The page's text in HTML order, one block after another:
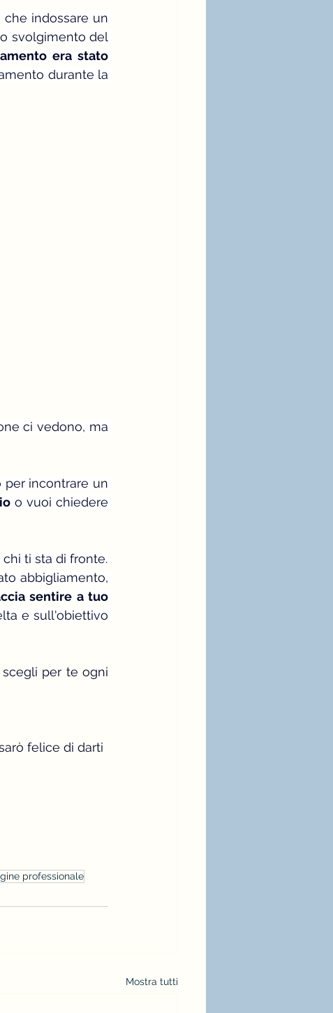
indossare un
svolgimento del
era stato
durante la
ci vedono, ma
per incontrare un
o vuoi chiedere
ti sta di fronte.
abbigliamento,
sentire a tuo
e sull'obiettivo
per te ogni
felice di darti
professionale
Mostra tutti